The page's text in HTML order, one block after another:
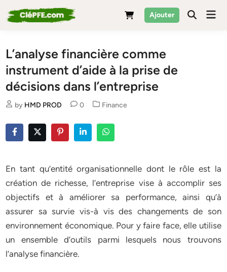
to
Ajouter
L’analyse financière comme
instrument d’aide à la prise de
décisions dans l’entreprise
by HMD PROD 0
Posted
Finance
En tant qu’entité organisationnelle dont le rôle est la
création de richesse, l’entreprise vise à accomplir ses
objectifs et à améliorer sa performance, ainsi qu’à
assurer sa survie vis-à vis des changements de son
environnement économique. Pour y faire face, elle utilise
un ensemble d’outils parmi lesquels nous trouvons
l’analyse financière.